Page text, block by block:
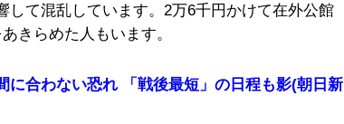
して混乱しています。2万6千円かけて在外公館
きらめた人もいます。
に合わない恐れ 「戦後最短」の日程も影(朝日新